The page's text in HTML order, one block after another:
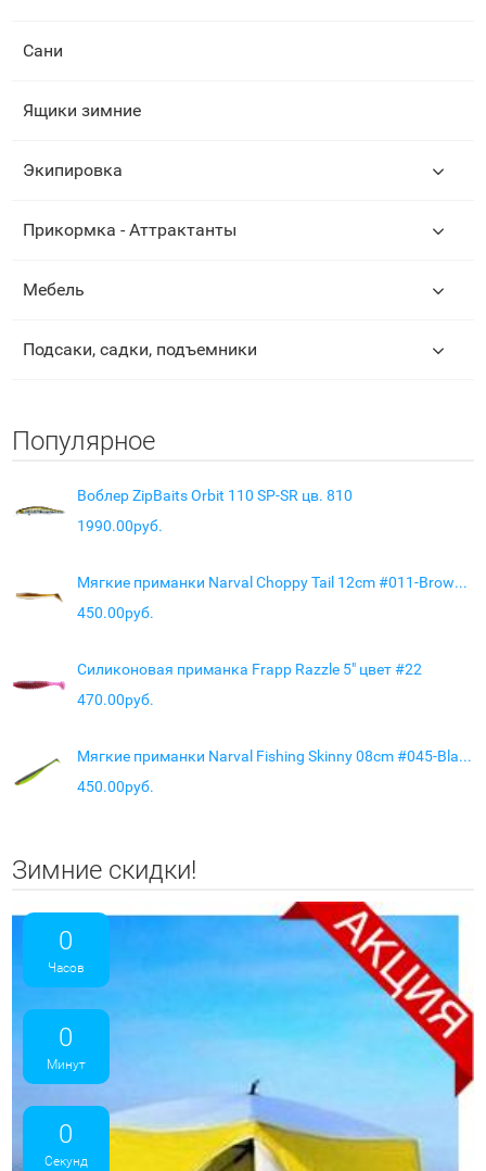
Сани
Ящики зимние
Экипировка
Прикормка - Аттрактанты
Мебель
Подсаки, садки, подъемники
Популярное
Воблер ZipBaits Orbit 110 SP-SR цв. 810
1990.00руб.
Мягкие приманки Narval Choppy Tail 12cm #011-Brown Sugar
450.00руб.
Силиконовая приманка Frapp Razzle 5" цвет #22
470.00руб.
Мягкие приманки Narval Fishing Skinny 08cm #045-Black Lime
450.00руб.
Зимние скидки!
0
Часов
0
Минут
0
Секунд